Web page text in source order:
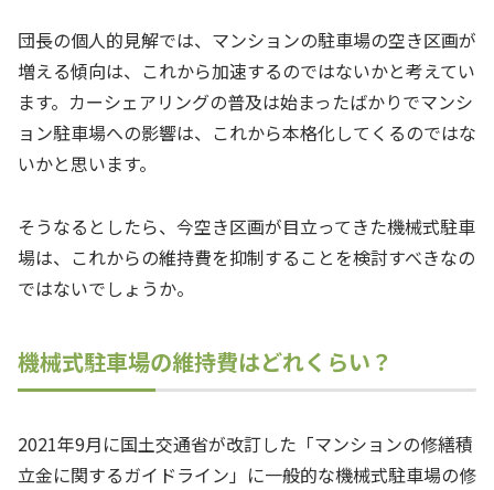
団長の個人的見解では、マンションの駐車場の空き区画が
増える傾向は、これから加速するのではないかと考えてい
ます。カーシェアリングの普及は始まったばかりでマンシ
ョン駐車場への影響は、これから本格化してくるのではな
いかと思います。
そうなるとしたら、今空き区画が目立ってきた機械式駐車
場は、これからの維持費を抑制することを検討すべきなの
ではないでしょうか。
機械式駐車場の維持費はどれくらい？
2021年9月に国土交通省が改訂した「マンションの修繕積
立金に関するガイドライン」に一般的な機械式駐車場の修